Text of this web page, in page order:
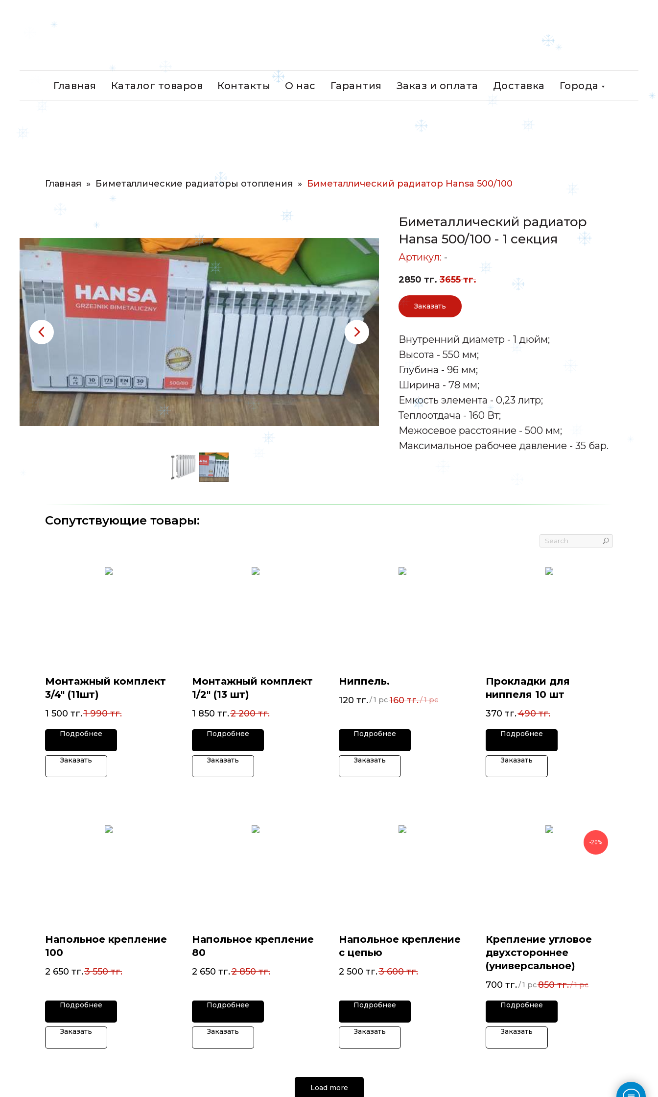
Главная Каталог товаров Контакты О нас Гарантия Заказ и оплата Доставка Города
Главная » Биметаллические радиаторы отопления » Биметаллический радиатор Hansa 500/100
Биметаллический радиатор
Hansa 500/100 - 1 секция
Артикул: -
2850 тг. 3655 тг.
Заказать
Внутренний диаметр - 1 дюйм;
Высота - 550 мм;
Глубина - 96 мм;
Ширина - 78 мм;
Емкость элемента - 0,23 литр;
Теплоотдача - 160 Вт;
Межосевое расстояние - 500 мм;
Максимальное рабочее давление - 35 бар.
Сопутствующие товары:
Монтажный комплект
3/4" (11шт)
1 500 тг.1 990 тг.
Подробнее
Заказать
Монтажный комплект
1/2" (13 шт)
1 850 тг.2 200 тг.
Подробнее
Заказать
Ниппель.
120 тг./1 pc160 тг./1 pc
Подробнее
Заказать
Прокладки для
ниппеля 10 шт
370 тг.490 тг.
Подробнее
Заказать
Напольное крепление
100
2 650 тг.3 550 тг.
Подробнее
Заказать
Напольное крепление
80
2 650 тг.2 850 тг.
Подробнее
Заказать
Напольное крепление
с цепью
2 500 тг.3 600 тг.
Подробнее
Заказать
-20%
Крепление угловое
двухстороннее
(универсальное)
700 тг./1 pc850 тг./1 pc
Подробнее
Заказать
Load more